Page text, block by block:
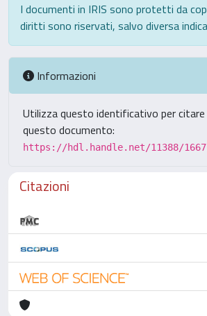
I documenti in IRIS sono protetti da
diritti sono riservati, salvo diversa
Informazioni
Utilizza questo identificativo per citare
questo documento:
https://hdl.handle.net/11388/
Citazioni